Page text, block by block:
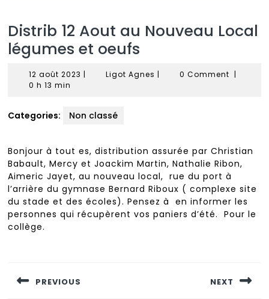
Distrib 12 Aout au Nouveau Local
légumes et oeufs
12 août 2023 12| Ligot Agnes Ligot
| 0 Comment |
0 h 13 min
Categories: Non classé
Bonjour à tout es, distribution assurée par Christian
Babault, Mercy et Joackim Martin, Nathalie Ribon,
Aimeric Jayet, au nouveau local, rue du port à
l’arrière du gymnase Bernard Riboux ( complexe site
du stade et des écoles). Pensez à en informer les
personnes qui récupèrent vos paniers d’été. Pour le
collège.
l’article
PREVIOUS NEXT